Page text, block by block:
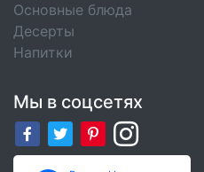
Основные блюда
Десерты
Напитки
Мы в соцсетях